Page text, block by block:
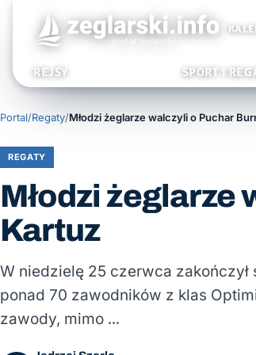
REJSY SPORT I
Portal/Regaty/
REGATY
Młodzi
Kartuz
W niedzielę 25 czerwca zakończył
ponad 70 zawodników z klas
zawody, mimo …